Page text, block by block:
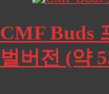
CMF Buds
벌버전 (약